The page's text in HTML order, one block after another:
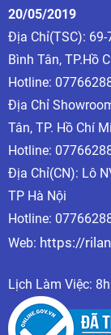
20/05/2019
Địa Chỉ(TSC): 69-
Bình Tân, TP.Hồ
Hotline:
Địa Chỉ
Tân, TP. Hồ Chí
Hotline:
Địa Chỉ(CN): Lô
TP Hà Nội
Hotline:
Web: https://
Lịch Làm Việc: